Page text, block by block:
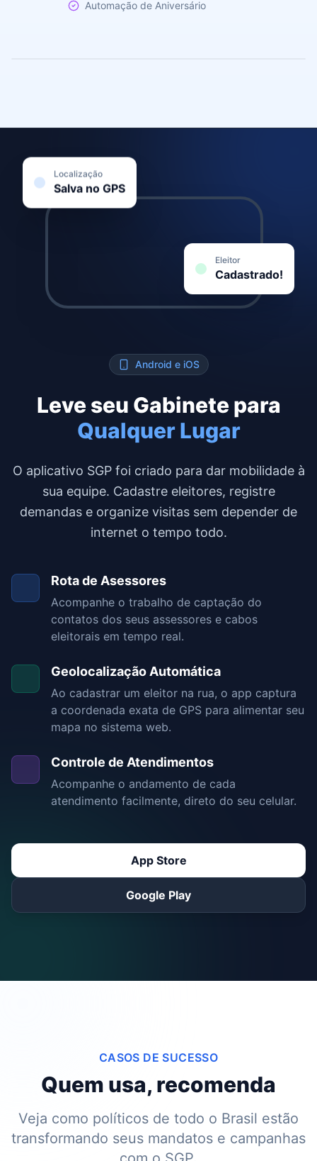
Automação de Aniversário
Eleitor
Cadastrado!
Localização
Salva no GPS
Android e iOS
Leve seu Gabinete para
Qualquer Lugar
O aplicativo SGP foi criado para dar mobilidade à
sua equipe. Cadastre eleitores, registre
demandas e organize visitas sem depender de
internet o tempo todo.
Rota de Asessores
Acompanhe o trabalho de captação do
contatos dos seus assessores e cabos
eleitorais em tempo real.
Geolocalização Automática
Ao cadastrar um eleitor na rua, o app captura
a coordenada exata de GPS para alimentar seu
mapa no sistema web.
Controle de Atendimentos
Acompanhe o andamento de cada
atendimento facilmente, direto do seu celular.
App Store
Google Play
CASOS DE SUCESSO
Quem usa, recomenda
Veja como políticos de todo o Brasil estão
transformando seus mandatos e campanhas